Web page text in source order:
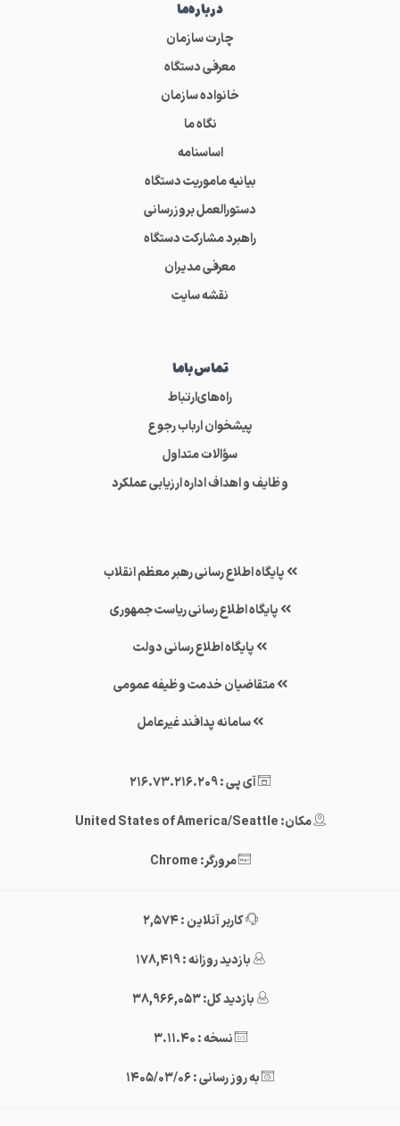
درباره‌ما
چارت سازمان
معرفی دستگاه
خانواده سازمان
نگاه ما
اساسنامه
بیانیه ماموریت دستگاه
دستورالعمل بروزرسانی
راهبرد مشارکت دستگاه
معرفی مدیران
نقشه سایت
تماس‌باما
راه‌های‌ارتباط
پیشخوان ارباب رجوع
سؤالات متداول
وظایف و اهداف اداره ارزیابی عملکرد
پایگاه اطلاع رسانی رهبر معظم انقلاب
پایگاه اطلاع رسانی ریاست جمهوری
پایگاه اطلاع رسانی دولت
متقاضیان خدمت وظیفه عمومی
سامانه پدافند غیرعامل
آی پی : 216.73.216.209
مکان: United States of America/Seattle
مرورگر: Chrome
کاربر آنلاین : 2,574
بازدید روزانه : 178,419
بازدید کل: 38,966,053
نسخه : 3.11.40
به روز رسانی : 1405/03/06